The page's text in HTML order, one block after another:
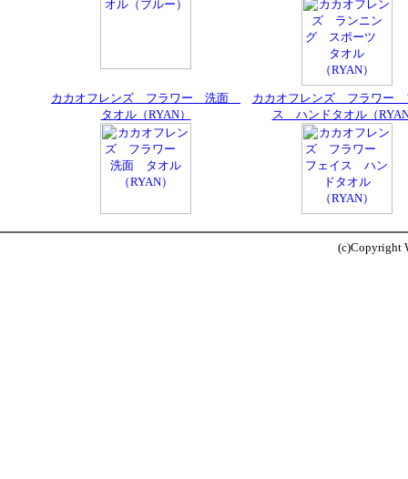
カカオフレンズ フラワー 洗面
タオル（RYAN）
カカオフレンズ フラワー
ス ハンドタオル（
(c)Copyright